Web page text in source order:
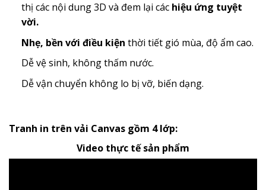
thị các nội dung 3D và đem lại các hiệu ứng tuyệt
vời.
Nhẹ, bền với điều kiện thời tiết gió mùa, độ ẩm cao.
Dễ vệ sinh, không thấm nước.
Dễ vận chuyển không lo bị vỡ, biến dạng.
Tranh in trên vải Canvas gồm 4 lớp:
Video thực tế sản phẩm